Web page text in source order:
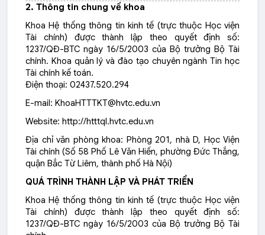
2. Thông tin chung về khoa
Khoa Hệ thống thông tin kinh tế (trực thuộc Học viện
Tài chính) được thành lập theo quyết định số:
1237/QĐ-BTC ngày 16/5/2003 của Bộ trưởng Bộ Tài
chính. Khoa quản lý và đào tạo chuyên ngành Tin học
Tài chính kế toán.
Điện thoại: 02437.520.294
E-mail: KhoaHTTTKT@hvtc.edu.vn
Website: http://htttql.hvtc.edu.vn
Địa chỉ văn phòng khoa: Phòng 201, nhà D, Học Viện
Tài chính (Số 58 Phố Lê Văn Hiến, phường Đức Thắng,
quận Bắc Từ Liêm, thành phố Hà Nội)
QUÁ TRÌNH THÀNH LẬP VÀ PHÁT TRIỂN
Khoa Hệ thống thông tin kinh tế (trực thuộc Học viện
Tài chính) được thành lập theo quyết định số:
1237/QĐ-BTC ngày 16/5/2003 của Bộ trưởng Bộ Tài